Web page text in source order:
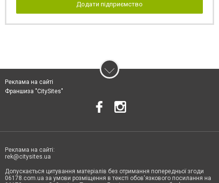
Додати підприємство
Реклама на сайті
Франшиза "CitySites"
Реклама на сайті:
rek@citysites.ua
Допускається цитування матеріалів без отримання попередньої згоди
06178.com.ua за умови розміщення в тексті обов'язкового посилання на